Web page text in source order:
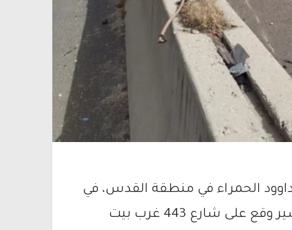
التابع لنجمة داوود الحمراء في منطقة القدس، في
تمام الساعة 15:46، بلاغًا عن حادث سير وقع على شارع 443 غرب بيت